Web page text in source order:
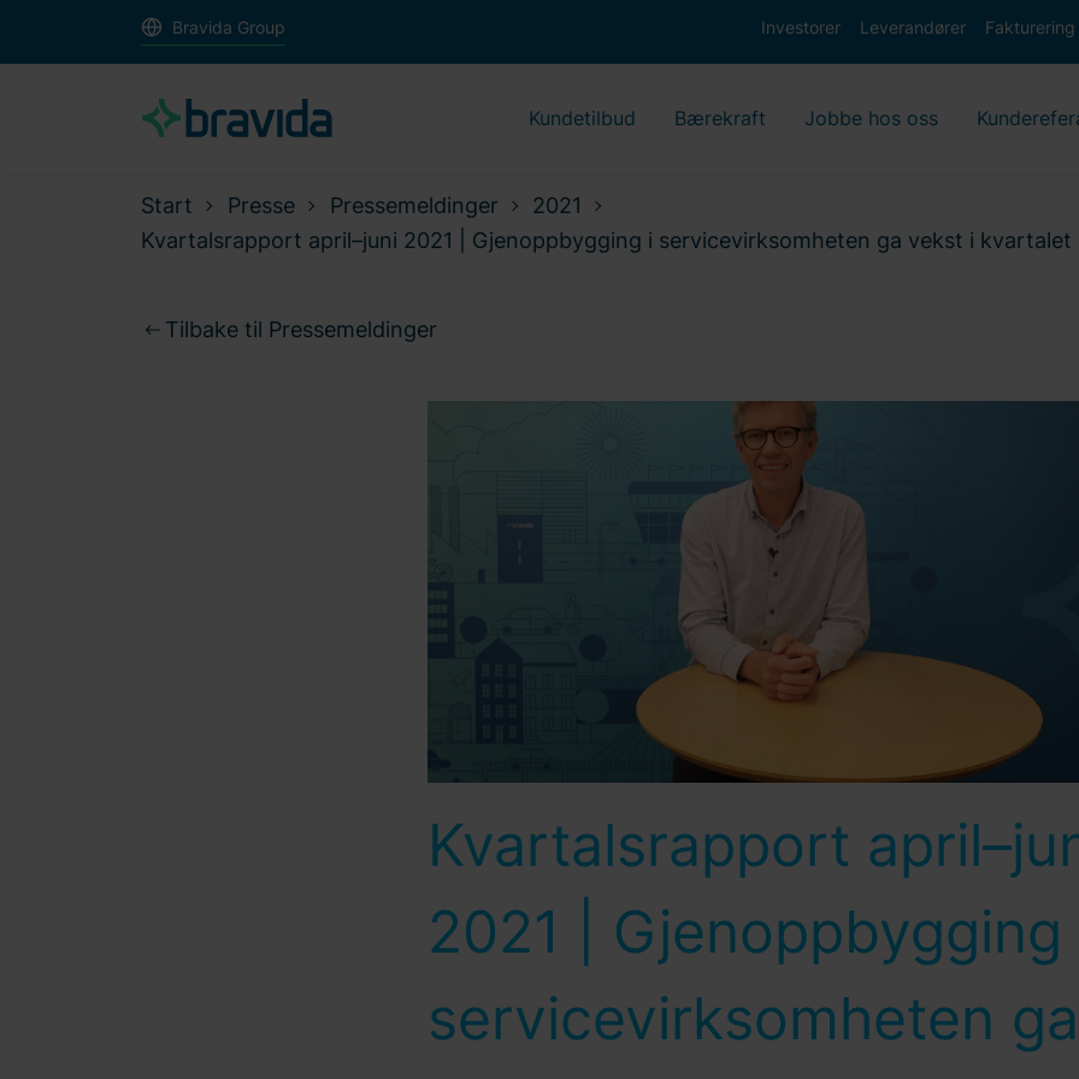
Bravida Group Investorer Leverandører Fakturering
Kundetilbud Bærekraft Jobbe hos oss
Start Presse Pressemeldinger
2021
Kvartalsrapport april–juni 2021 | Gjenoppbygging i servicevirksomheten ga vekst i kvartalet
Tilbake til Pressemeldinger
Kvartalsrapport
2021 | Gjenoppbygging
servicevirksomheten ga